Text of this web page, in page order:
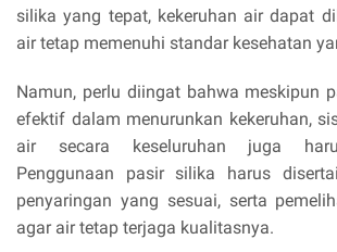
silika yang tepat, kekeruhan air dapat
air tetap memenuhi standar kesehatan
Namun, perlu diingat bahwa meskipun
efektif dalam menurunkan kekeruhan,
air secara keseluruhan juga
Penggunaan pasir silika harus
penyaringan yang sesuai, serta
agar air tetap terjaga kualitasnya.